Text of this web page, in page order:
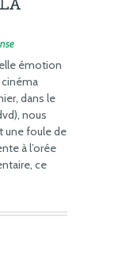
émotion
cinéma
dans le
nous
une foule de
à l’orée
ce